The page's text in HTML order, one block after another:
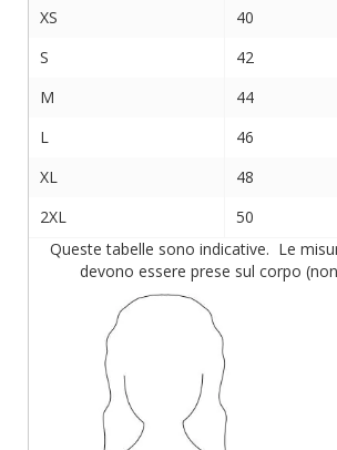
XS 40
S
42
M
44
L
46
XL
48
2XL
50
Queste tabelle sono indicative. Le
devono essere prese sul corpo